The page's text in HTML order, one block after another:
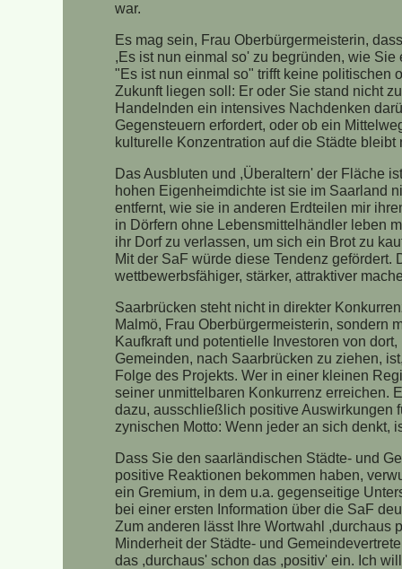
war.
Es mag sein, Frau Oberbürgermeisterin,
,Es ist nun einmal so' zu begründen, wie
"Es ist nun einmal so" trifft keine politischen
Zukunft liegen soll: Er oder Sie stand nicht
Handelnden ein intensives Nachdenken
Gegensteuern erfordert, oder ob ein
kulturelle Konzentration auf die Städte
Das Ausbluten und ,Überaltern' der Fläche
hohen Eigenheimdichte ist sie im Saarland
entfernt, wie sie in anderen Erdteilen mir
in Dörfern ohne Lebensmittelhändler leben
ihr Dorf zu verlassen, um sich ein Brot zu
Mit der SaF würde diese Tendenz
wettbewerbsfähiger, stärker, attraktiver
Saarbrücken steht nicht in direkter
Malmö, Frau Oberbürgermeisterin, sondern
Kaufkraft und potentielle Investoren von
Gemeinden, nach Saarbrücken zu ziehen,
Folge des Projekts. Wer in einer kleinen
seiner unmittelbaren Konkurrenz erreichen.
dazu, ausschließlich positive Auswirkungen
zynischen Motto: Wenn jeder an sich denkt,
Dass Sie den saarländischen Städte- und
positive Reaktionen bekommen haben,
ein Gremium, in dem u.a. gegenseitige
bei einer ersten Information über die SaF
Zum anderen lässt Ihre Wortwahl ,durchaus
Minderheit der Städte- und
das ,durchaus' schon das ,positiv' ein. Ich